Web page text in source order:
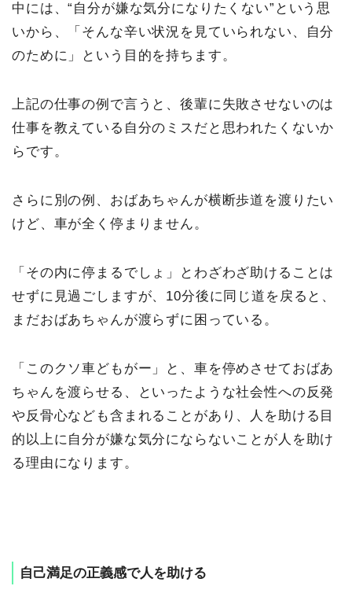
中には、“自分が嫌な気分になりたくない”という思
いから、「そんな辛い状況を見ていられない、自分
のために」という目的を持ちます。
上記の仕事の例で言うと、後輩に失敗させないのは
仕事を教えている自分のミスだと思われたくないか
らです。
さらに別の例、おばあちゃんが横断歩道を渡りたい
けど、車が全く停まりません。
「その内に停まるでしょ」とわざわざ助けることは
せずに見過ごしますが、10分後に同じ道を戻ると、
まだおばあちゃんが渡らずに困っている。
「このクソ車どもがー」と、車を停めさせておばあ
ちゃんを渡らせる、といったような社会性への反発
や反骨心なども含まれることがあり、人を助ける目
的以上に自分が嫌な気分にならないことが人を助け
る理由になります。
自己満足の正義感で人を助ける